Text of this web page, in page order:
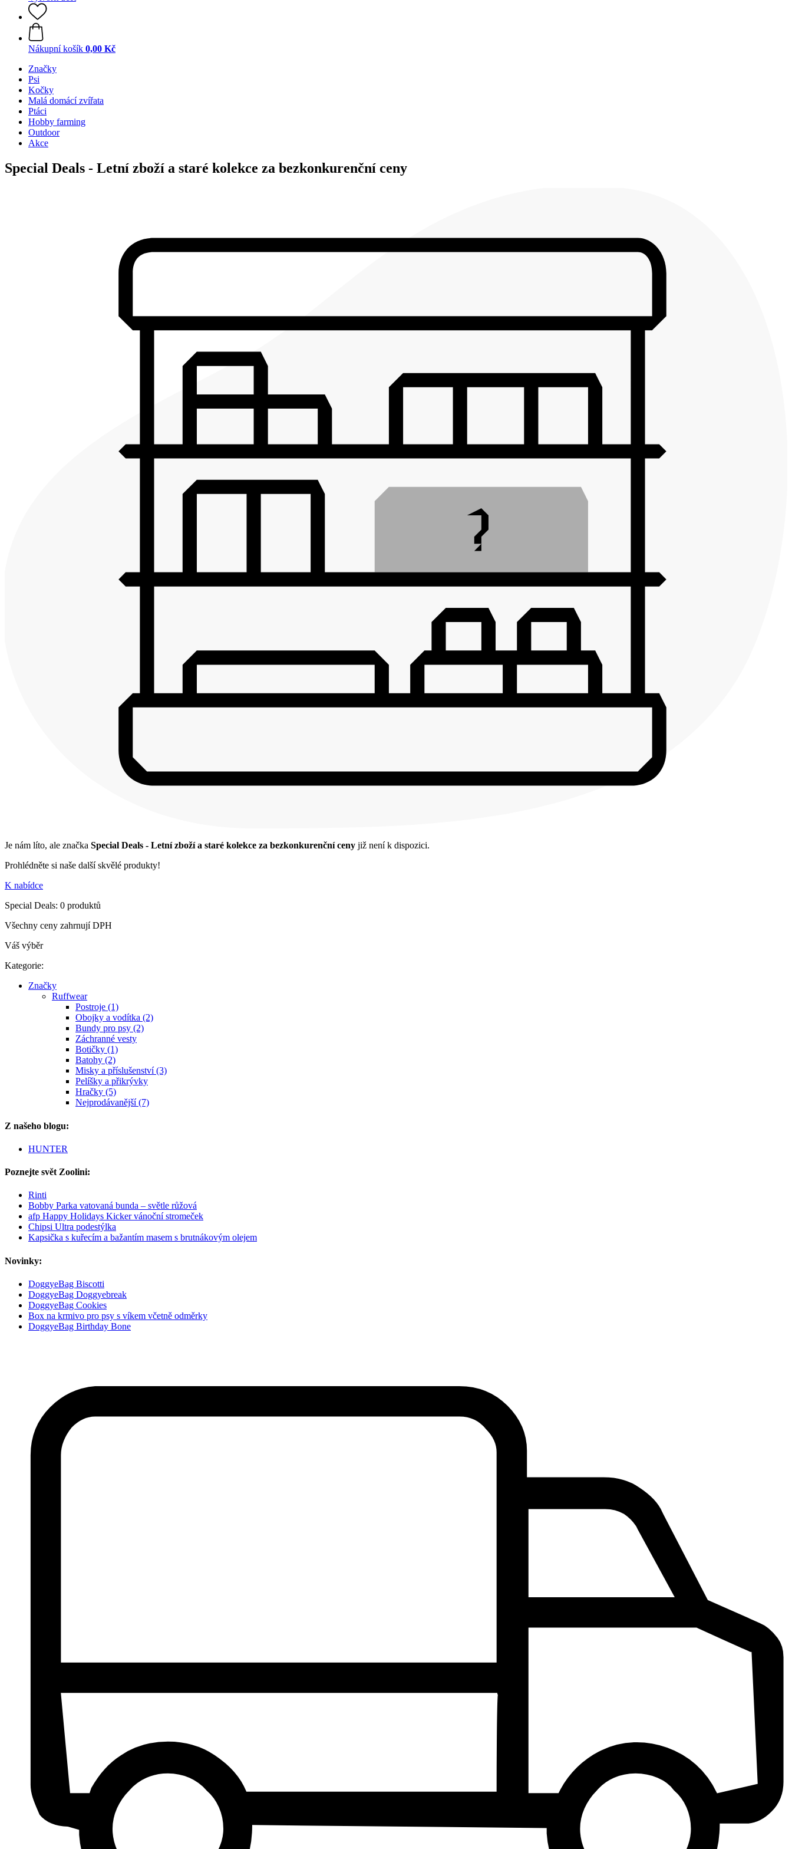
Nákupní košík 0,00 Kč
Značky
Psi
Kočky
Malá domácí zvířata
Ptáci
Hobby farming
Outdoor
Akce
Special Deals - Letní zboží a staré kolekce za bezkonkurenční ceny
Je nám líto, ale značka Special Deals - Letní zboží a staré kolekce za bezkonkurenční ceny již není k dispozici.
Prohlédněte si naše další skvělé produkty!
K nabídce
Special Deals: 0 produktů
Všechny ceny zahrnují DPH
Váš výběr
Kategorie:
Značky
Ruffwear
Postroje (1)
Obojky a vodítka (2)
Bundy pro psy (2)
Záchranné vesty
Botičky (1)
Batohy (2)
Misky a příslušenství (3)
Pelíšky a přikrývky
Hračky (5)
Nejprodávanější (7)
Z našeho blogu:
HUNTER
Poznejte svět Zoolini:
Rinti
Bobby Parka vatovaná bunda – světle růžová
afp Happy Holidays Kicker vánoční stromeček
Chipsi Ultra podestýlka
Kapsička s kuřecím a bažantím masem s brutnákovým olejem
Novinky:
DoggyeBag Biscotti
DoggyeBag Doggyebreak
DoggyeBag Cookies
Box na krmivo pro psy s víkem včetně odměrky
DoggyeBag Birthday Bone